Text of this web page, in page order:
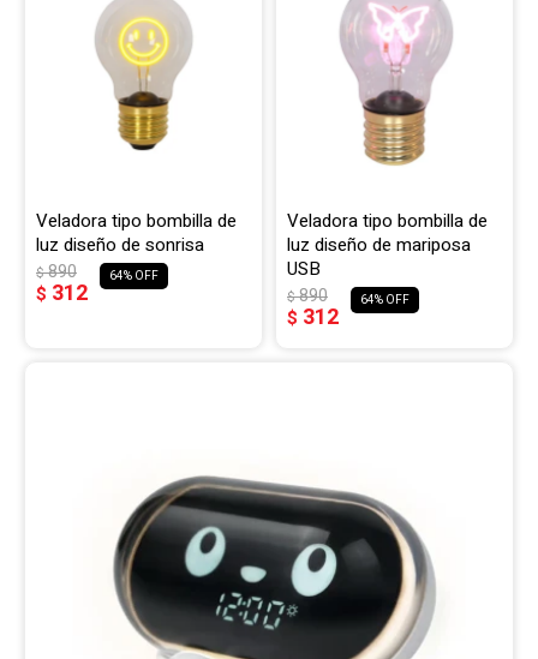
Veladora tipo bombilla de
luz diseño de sonrisa
$ 312
$890 64
Veladora tipo bombilla de
luz diseño de mariposa
USB
$ 312
$890 64